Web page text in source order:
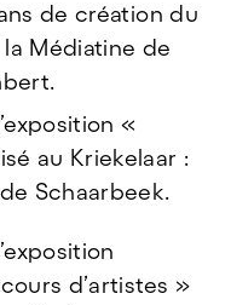
de création du
Médiatine de
«
au Kriekelaar :
Schaarbeek.
d’artistes »